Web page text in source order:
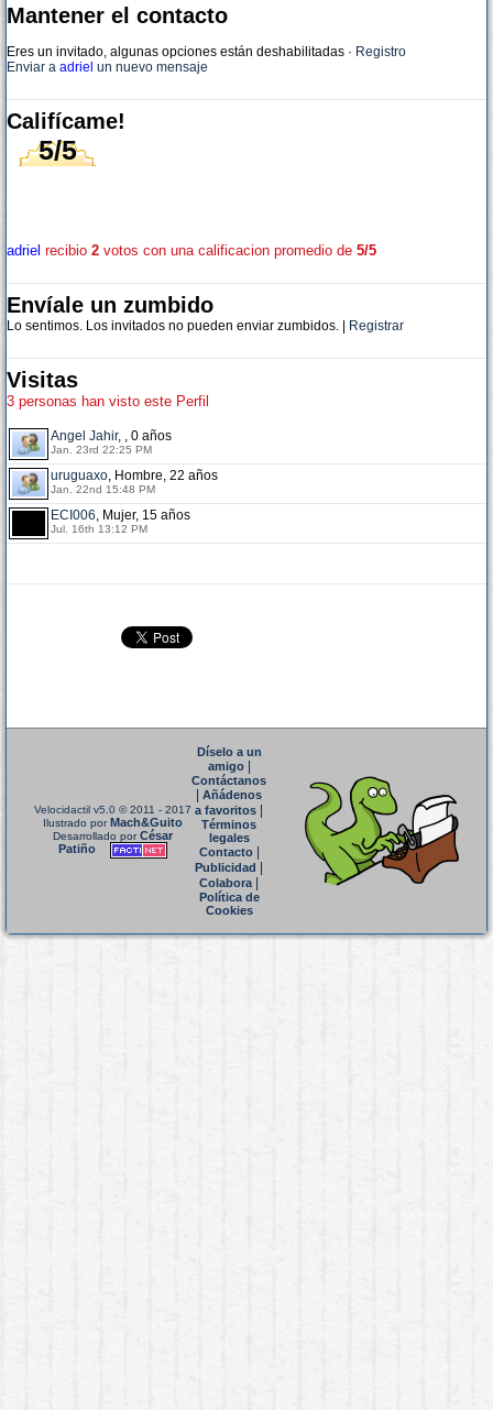
Mantener el contacto
Eres un invitado, algunas opciones están deshabilitadas · Registro
Enviar a adriel un nuevo mensaje
Califícame!
5/5
adriel recibio 2 votos con una calificacion promedio de 5/5
Envíale un zumbido
Lo sentimos. Los invitados no pueden enviar zumbidos. | Registrar
Visitas
3 personas han visto este Perfil
Angel Jahir, , 0 años
Jan. 23rd 22:25 PM
uruguaxo, Hombre, 22 años
Jan. 22nd 15:48 PM
ECI006, Mujer, 15 años
Jul. 16th 13:12 PM
Velocidactil v5.0 © 2011 - 2017
Ilustrado porMach&Guito
Desarrollado porCésar
Patiño
Díselo a un
amigo|
Contáctanos
Añádenos
a favoritos
Términos
legales
Contacto|
Publicidad
Colabora|
Política de
Cookies